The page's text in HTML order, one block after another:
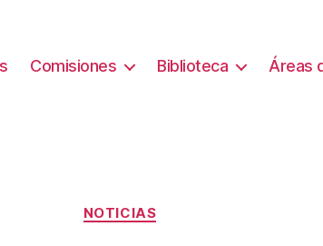
Comisiones Biblioteca Áreas
Categorías
NOTICIAS